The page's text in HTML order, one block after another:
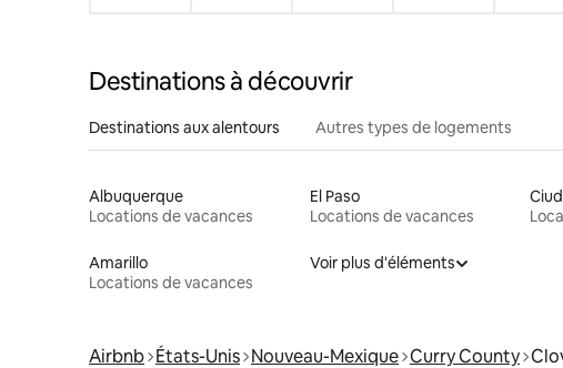
Destinations à découvrir
Destinations aux alentours Autres types de logements
Albuquerque
Locations de vacances
El Paso
Locations de vacances
Amarillo
Locations de vacances
Voir plus d'éléments
Airbnb États-Unis Nouveau-Mexique Curry County